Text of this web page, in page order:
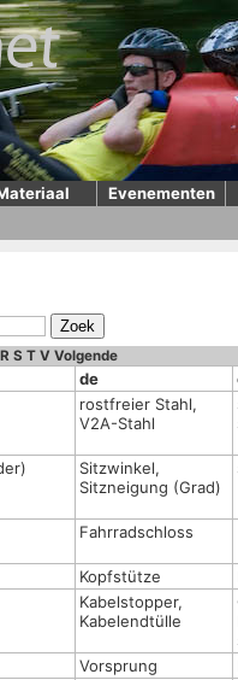
Evenementen
R S T V Volgende
de
rostfreier Stahl,
V2A-Stahl
Sitzwinkel,
Sitzneigung (Grad)
Fahrradschloss
Kopfstütze
Kabelstopper,
Kabelendtülle
Vorsprung